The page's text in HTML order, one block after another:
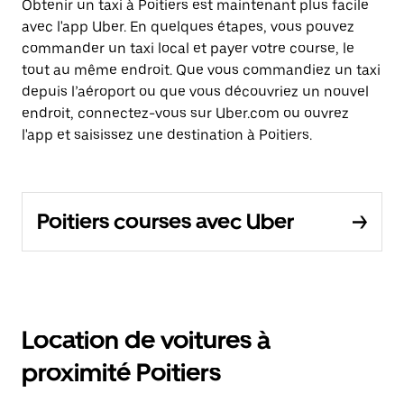
Obtenir un taxi à Poitiers est maintenant plus facile
avec l'app Uber. En quelques étapes, vous pouvez
commander un taxi local et payer votre course, le
tout au même endroit. Que vous commandiez un taxi
depuis l’aéroport ou que vous découvriez un nouvel
endroit, connectez-vous sur Uber.com ou ouvrez
l'app et saisissez une destination à Poitiers.
Poitiers courses avec Uber
Location de voitures à
proximité Poitiers